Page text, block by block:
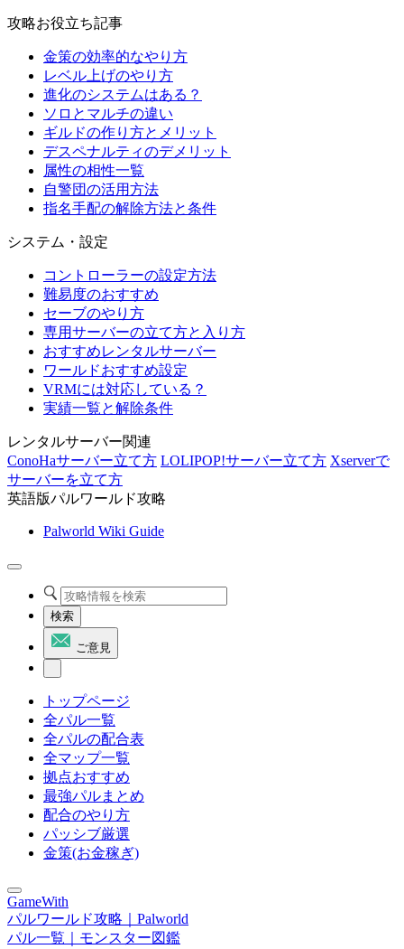
攻略お役立ち記事
金策の効率的なやり方
レベル上げのやり方
進化のシステムはある？
ソロとマルチの違い
ギルドの作り方とメリット
デスペナルティのデメリット
属性の相性一覧
自警団の活用方法
指名手配の解除方法と条件
システム・設定
コントローラーの設定方法
難易度のおすすめ
セーブのやり方
専用サーバーの立て方と入り方
おすすめレンタルサーバー
ワールドおすすめ設定
VRMには対応している？
実績一覧と解除条件
レンタルサーバー関連
ConoHaサーバー立て方 LOLIPOP!サーバー立て方 Xserverで
サーバーを立て方
英語版パルワールド攻略
Palworld Wiki Guide
検索
ご意見
トップページ
全パル一覧
全パルの配合表
全マップ一覧
拠点おすすめ
最強パルまとめ
配合のやり方
パッシブ厳選
金策(お金稼ぎ)
GameWith
パルワールド攻略｜Palworld
パル一覧｜モンスター図鑑